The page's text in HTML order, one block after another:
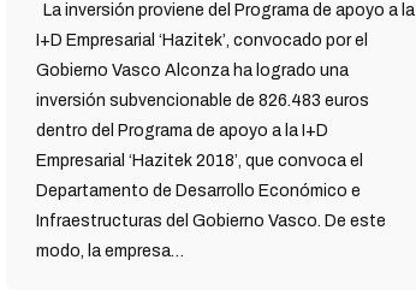
La inversión proviene del Programa de apoyo a la
I+D Empresarial ‘Hazitek’, convocado por el
Gobierno Vasco Alconza ha logrado una
inversión subvencionable de 826.483 euros
dentro del Programa de apoyo a la I+D
Empresarial ‘Hazitek 2018’, que convoca el
Departamento de Desarrollo Económico e
Infraestructuras del Gobierno Vasco. De este
modo, la empresa…